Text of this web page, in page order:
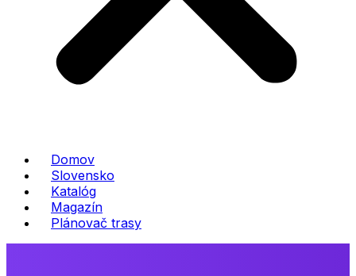
Domov
Slovensko
Katalóg
Magazín
Plánovač trasy